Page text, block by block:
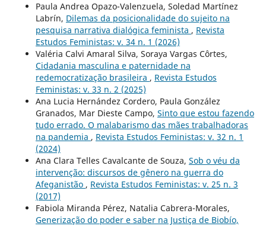
Paula Andrea Opazo-Valenzuela, Soledad Martínez
Labrín, Dilemas da posicionalidade do sujeito na
pesquisa narrativa dialógica feminista , Revista
Estudos Feministas: v. 34 n. 1 (2026)
Valéria Calvi Amaral Silva, Soraya Vargas Côrtes,
Cidadania masculina e paternidade na
redemocratização brasileira , Revista Estudos
Feministas: v. 33 n. 2 (2025)
Ana Lucia Hernández Cordero, Paula González
Granados, Mar Dieste Campo, Sinto que estou fazendo
tudo errado. O malabarismo das mães trabalhadoras
na pandemia , Revista Estudos Feministas: v. 32 n. 1
(2024)
Ana Clara Telles Cavalcante de Souza, Sob o véu da
intervenção: discursos de gênero na guerra do
Afeganistão , Revista Estudos Feministas: v. 25 n. 3
(2017)
Fabiola Miranda Pérez, Natalia Cabrera-Morales,
Generização do poder e saber na Justiça de Biobío,